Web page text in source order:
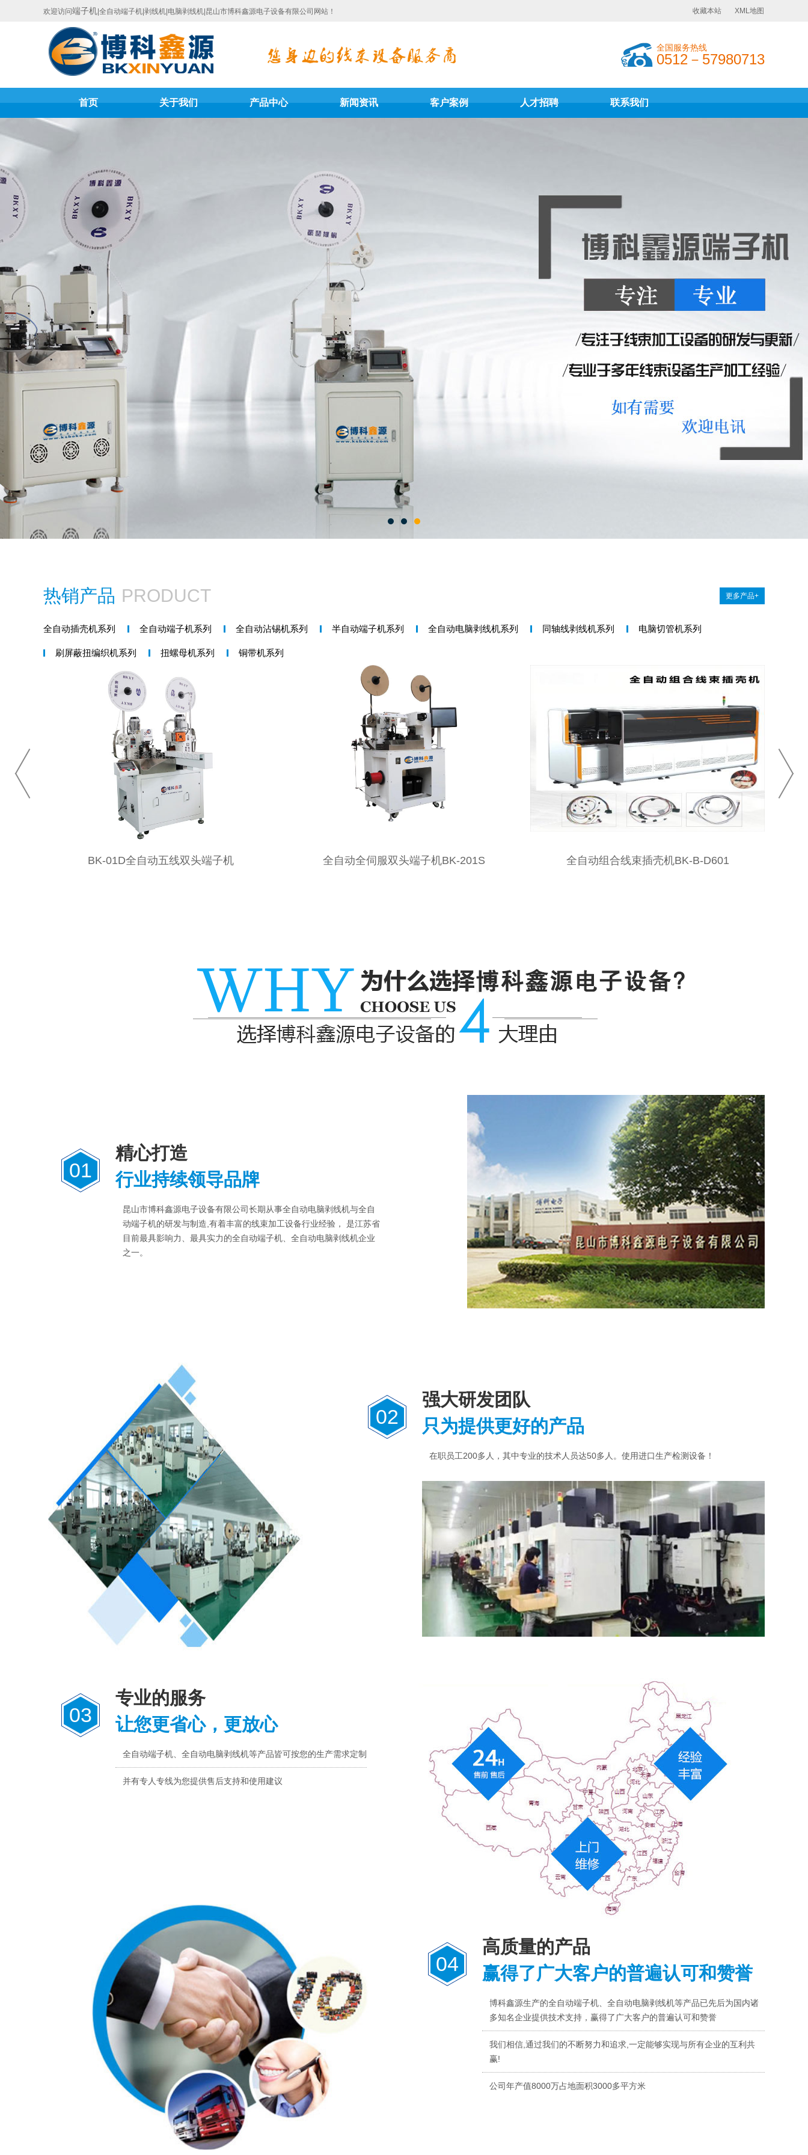
欢迎访问端子机 |全自动端子机|剥线机|电脑剥线机|昆山市博科鑫源电子设备有限公司网站！ 收藏本站 XML地图
全国服务热线
0512－57980713
首页 关于我们 产品中心 新闻资讯 客户案例 人才招聘 联系我们
热销产品 PRODUCT 更多产品+
全自动插壳机系列 全自动端子机系列 全自动沾锡机系列 半自动端子机系列 全自动电脑剥线机系列 同轴线剥线机系列 电脑切管机系列
刷屏蔽扭编织机系列 扭螺母机系列 铜带机系列
动五线双头端子机 全自动全伺服双头端子机BK-201S 全自动组合线束插壳机BK-B-D601 全自动穿号码管插壳机 BK-
01
精心打造
行业持续领导品牌
昆山市博科鑫源电子设备有限公司长期从事全自动电脑剥线机与全自
动端子机的研发与制造,有着丰富的线束加工设备行业经验， 是江苏省
目前最具影响力、最具实力的全自动端子机、全自动电脑剥线机企业
之一。
02
强大研发团队
只为提供更好的产品
在职员工200多人，其中专业的技术人员达50多人。使用进口生产检测设备！
03
专业的服务
让您更省心，更放心
全自动端子机、全自动电脑剥线机等产品皆可按您的生产需求定制
并有专人专线为您提供售后支持和使用建议
04
高质量的产品
赢得了广大客户的普遍认可和赞誉
博科鑫源生产的全自动端子机、全自动电脑剥线机等产品已先后为国内诸
多知名企业提供技术支持，赢得了广大客户的普遍认可和赞誉
我们相信,通过我们的不断努力和追求,一定能够实现与所有企业的互利共
赢!
公司年产值8000万占地面积3000多平方米